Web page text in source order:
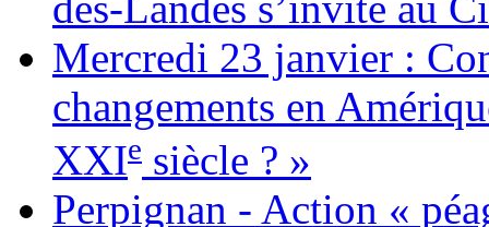
Mercredi 23 janvier :
changements en
XXIe siècle ? »
Perpignan - Action «